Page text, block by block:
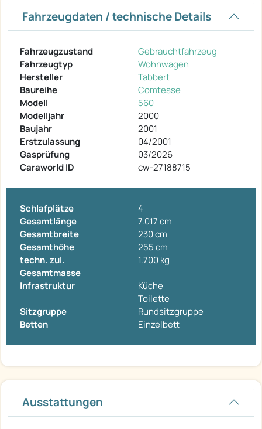
Fahrzeugdaten / technische Details
Fahrzeugzustand
Gebrauchtfahrzeug
Fahrzeugtyp
Wohnwagen
Hersteller
Tabbert
Baureihe
Comtesse
Modell
560
Modelljahr
2000
Baujahr
2001
Erstzulassung
04/2001
Gasprüfung
03/2026
Caraworld ID
cw-27188715
Schlafplätze
4
Gesamtlänge
7.017 cm
Gesamtbreite
230 cm
Gesamthöhe
255 cm
techn. zul.
Gesamtmasse
1.700 kg
Infrastruktur
Küche
Toilette
Sitzgruppe
Rundsitzgruppe
Betten
Einzelbett
Ausstattungen